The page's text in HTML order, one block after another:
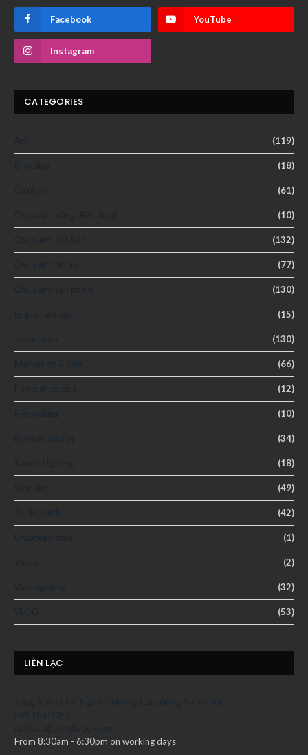
Facebook YouTube
Instagram
CATEGORIES
(119)
(18)
(61)
(10)
(132)
(77)
(130)
(15)
(130)
(66)
(12)
(10)
(34)
(18)
(49)
(42)
(1)
(2)
(32)
(53)
LIÊN LẠC
From 8:30am - 6:30pm on working days